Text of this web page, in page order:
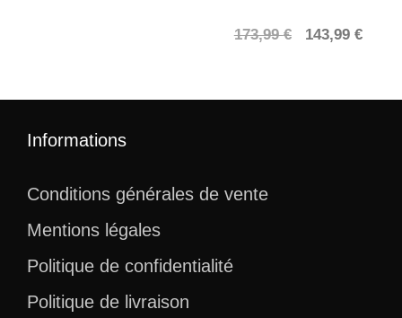
173,99€
Le
était :
143,99 €Le
est :
Informations
Conditions générales de vente
Mentions légales
Politique de confidentialité
Politique de livraison